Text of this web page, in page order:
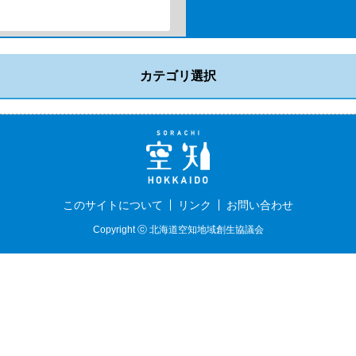
カテゴリ選択
このサイトについて リンク お問い合わせ
Copyright ⓒ 北海道空知地域創生協議会